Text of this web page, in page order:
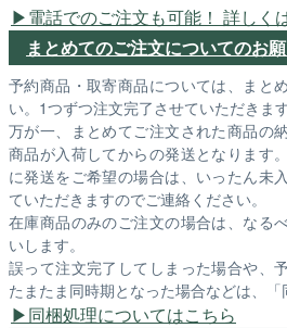
電話でのご注文も可能！ 詳しく
まとめてのご注文についてのお
予約商品・取寄商品については、まと
い。1つずつ注文完了させていただきま
万が一、まとめてご注文された商品の
商品が入荷してからの発送となります
に発送をご希望の場合は、いったん未
ていただきますのでご連絡ください。
在庫商品のみのご注文の場合は、なる
いします。
誤って注文完了してしまった場合や、
たまたま同時期となった場合などは、「
同梱処理についてはこちら